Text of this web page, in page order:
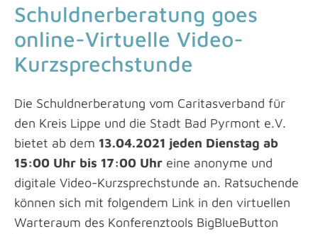
Schuldnerberatung goes
online-Virtuelle Video-
Kurzsprechstunde
Die Schuldnerberatung vom Caritasverband für
den Kreis Lippe und die Stadt Bad Pyrmont e.V.
bietet ab dem 13.04.2021 jeden Dienstag ab
15:00 Uhr bis 17:00 Uhr eine anonyme und
digitale Video-Kurzsprechstunde an. Ratsuchende
können sich mit folgendem Link in den virtuellen
Warteraum des Konferenztools BigBlueButton